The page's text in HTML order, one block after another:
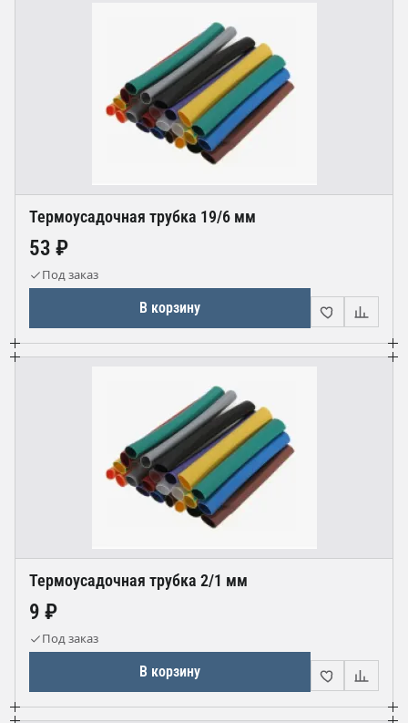
Термоусадочная трубка 19/6 мм
53 ₽
Под заказ
В корзину
Термоусадочная трубка 2/1 мм
9 ₽
Под заказ
В корзину